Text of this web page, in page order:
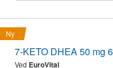
Ny
7-KETO DHEA 50 mg
Ved EuroVital